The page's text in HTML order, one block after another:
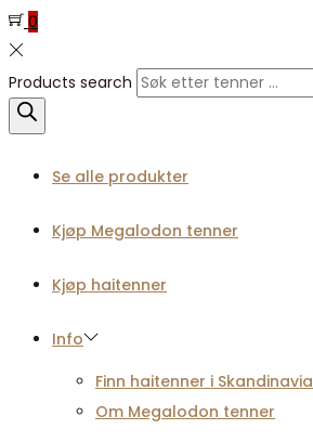
0
Products search
Se alle produkter
Kjøp Megalodon tenner
Kjøp haitenner
Info
Finn haitenner i Skandinavia
Om Megalodon tenner